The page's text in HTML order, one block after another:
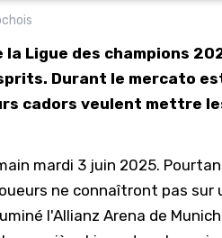
la Ligue des champions
Durant le mercato
cadors veulent mettre
mardi 3 juin 2025.
ne connaîtront pas sur
l'Allianz Arena de